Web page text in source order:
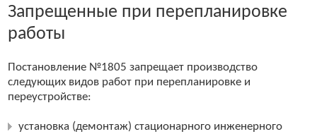
Запрещенные при перепланировке
работы
Постановление №1805 запрещает производство
следующих видов работ при перепланировке и
переустройстве:
установка (демонтаж) стационарного инженерного